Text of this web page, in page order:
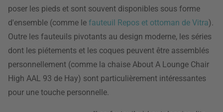
poser les pieds et sont souvent disponibles sous forme
d'ensemble (comme le fauteuil Repos et ottoman de Vitra).
Outre les fauteuils pivotants au design moderne, les séries
dont les piétements et les coques peuvent être assemblés
personnellement (comme la chaise About A Lounge Chair
High AAL 93 de Hay) sont particulièrement intéressantes
pour une touche personnelle.